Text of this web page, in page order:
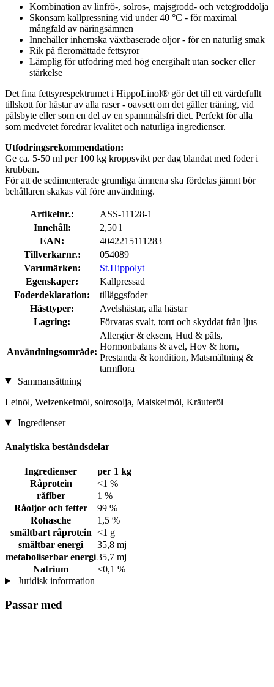
Kombination av linfrö-, solros-, majsgrodd- och vetegroddolja
Skonsam kallpressning vid under 40 °C - för maximal
mångfald av näringsämnen
Innehåller inhemska växtbaserade oljor - för en naturlig smak
Rik på fleromättade fettsyror
Lämplig för utfodring med hög energihalt utan socker eller
stärkelse
Det fina fettsyrespektrumet i HippoLinol® gör det till ett värdefullt
tillskott för hästar av alla raser - oavsett om det gäller träning, vid
pälsbyte eller som en del av en spannmålsfri diet. Perfekt för alla
som medvetet föredrar kvalitet och naturliga ingredienser.
Utfodringsrekommendation:
Ge ca. 5-50 ml per 100 kg kroppsvikt per dag blandat med foder i
krubban.
För att de sedimenterade grumliga ämnena ska fördelas jämnt bör
behållaren skakas väl före användning.
Artikelnr.:
ASS-11128-1
Innehåll:
2,50 l
EAN:
4042215111283
Tillverkarnr.:
054089
Varumärken:
St.Hippolyt
Egenskaper:
Kallpressad
Foderdeklaration:
tilläggsfoder
Hästtyper:
Avelshästar, alla hästar
Lagring:
Förvaras svalt, torrt och skyddat från ljus
Användningsområde:
Allergier & eksem, Hud & päls,
Hormonbalans & avel, Hov & horn,
Prestanda & kondition, Matsmältning &
tarmflora
Sammansättning
Leinöl, Weizenkeimöl, solrosolja, Maiskeimöl, Kräuteröl
Ingredienser
Analytiska beståndsdelar
Ingredienser
per 1 kg
Råprotein
<1 %
råfiber
1 %
Råoljor och fetter
99 %
Rohasche
1,5 %
smältbart råprotein <1 g
smältbar energi
35,8 mj
metaboliserbar energi35,7 mj
Natrium
<0,1 %
Juridisk information
Passar med